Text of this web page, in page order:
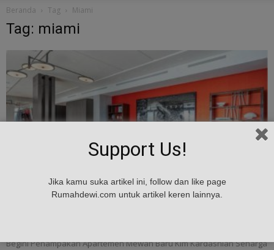
Beranda Tag Miami
Tag: miami
Begini Penampakan Apartemen Mewah Baru
Begini Penampakan Apartemen Mewah Baru Kim Kardashian Seharga
Support Us!
Jika kamu suka artikel ini, follow dan like page
Rumahdewi.com untuk artikel keren lainnya.